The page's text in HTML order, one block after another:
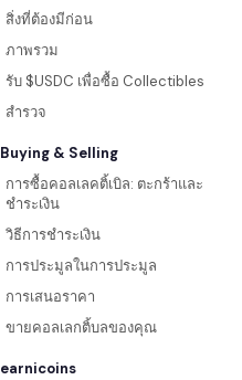
สิ่งที่ต้องมีก่อน
ภาพรวม
รับ $USDC เพื่อซื้อ Collectibles
สำรวจ
Buying & Selling
การซื้อคอลเลคติ้เบิล: ตะกร้าและ
ชำระเงิน
วิธีการชำระเงิน
การประมูลในการประมูล
การเสนอราคา
ขายคอลเลกติ้บลของคุณ
earnicoins